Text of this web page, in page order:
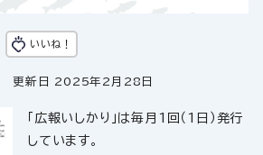
いいね！
更新日 2025年2月28日
「広報いしかり」は毎月1回（1日）発行
しています。